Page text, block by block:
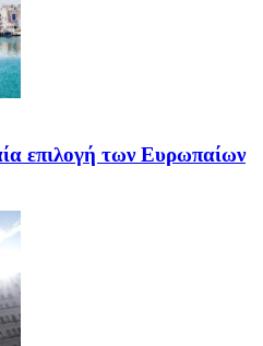
επιλογή των Ευρωπαίων